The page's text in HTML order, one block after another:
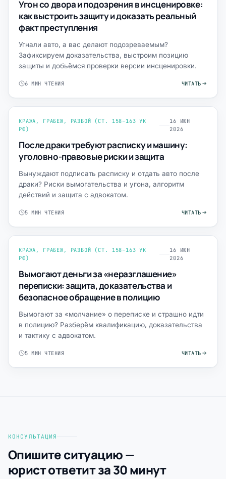
Угон со двора и подозрения в инсценировке:
как выстроить защиту и доказать реальный
факт преступления
Угнали авто, а вас делают подозреваемым?
Зафиксируем доказательства, выстроим позицию
защиты и добьёмся проверки версии инсценировки.
6 МИН ЧТЕНИЯ ЧИТАТЬ
КРАЖА, ГРАБЕЖ, РАЗБОЙ (СТ. 158–163 УК
РФ)
16 ИЮН
2026
После драки требуют расписку и машину:
уголовно-правовые риски и защита
Вынуждают подписать расписку и отдать авто после
драки? Риски вымогательства и угона, алгоритм
действий и защита с адвокатом.
5 МИН ЧТЕНИЯ ЧИТАТЬ
КРАЖА, ГРАБЕЖ, РАЗБОЙ (СТ. 158–163 УК
РФ)
16 ИЮН
2026
Вымогают деньги за «неразглашение»
переписки: защита, доказательства и
безопасное обращение в полицию
Вымогают за «молчание» о переписке и страшно идти
в полицию? Разберём квалификацию, доказательства
и тактику с адвокатом.
5 МИН ЧТЕНИЯ ЧИТАТЬ
КОНСУЛЬТАЦИЯ
Опишите ситуацию —
юрист ответит за 30 минут